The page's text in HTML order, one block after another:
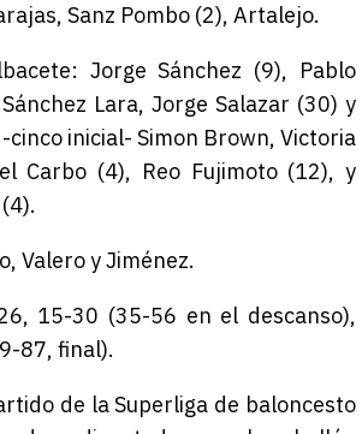
Sanz Pombo (2), Artalejo.
Jorge Sánchez (9), Pablo
Lara, Jorge Salazar (30) y
cinco inicial- Simon Brown, Victoria
Carbo (4), Reo Fujimoto (12), y
Valero y Jiménez.
15-30 (35-56 en el descanso),
87, final).
de la Superliga de baloncesto